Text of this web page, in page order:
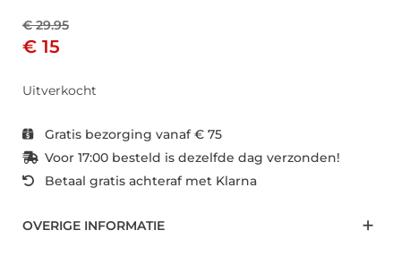
€ 29.95
€ 15
Uitverkocht
Gratis bezorging vanaf € 75
Voor 17:00 besteld is dezelfde dag verzonden!
Betaal gratis achteraf met Klarna
OVERIGE INFORMATIE